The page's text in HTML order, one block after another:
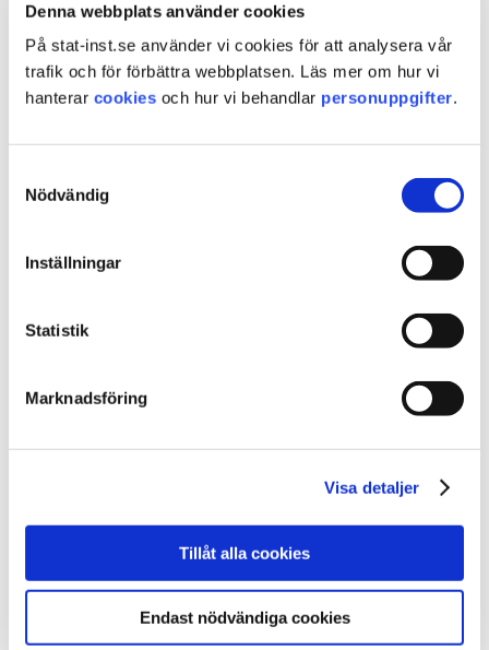
Denna webbplats använder cookies
På stat-inst.se använder vi cookies för att analysera vår
trafik och för förbättra webbplatsen. Läs mer om hur vi
hanterar cookies och hur vi behandlar personuppgifter.
Nödvändig
Inställningar
Statistik
Marknadsföring
Visa detaljer
Tillåt alla cookies
Endast nödvändiga cookies
E-post